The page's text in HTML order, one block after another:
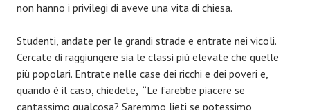
non hanno i privilegi di aveve una vita di chiesa.
Studenti, andate per le grandi strade e entrate nei vicoli.
Cercate di raggiungere sia le classi più elevate che quelle
più popolari. Entrate nelle case dei ricchi e dei poveri e,
quando è il caso, chiedete, “Le farebbe piacere se
cantassimo qualcosa? Saremmo lieti se potessimo